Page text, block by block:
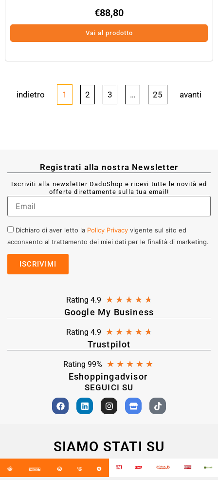
€88,80
Vai al prodotto
indietro 1 2 3 … 25 avanti
Registrati alla nostra Newsletter
Iscriviti alla newsletter DadoShop e ricevi tutte le novità ed
offerte direttamente sulla tua email!
Dichiaro di aver letto la Policy Privacy vigente sul sito ed
acconsento al trattamento dei miei dati per le finalità di marketing.
Rating 4.9 ★ ★ ★ ★ ★
Google My Business
Rating 4.9 ★ ★ ★ ★ ★
Trustpilot
Rating 99% ★ ★ ★ ★ ★
Eshoppingadvisor
SEGUICI SU
SIAMO STATI SU